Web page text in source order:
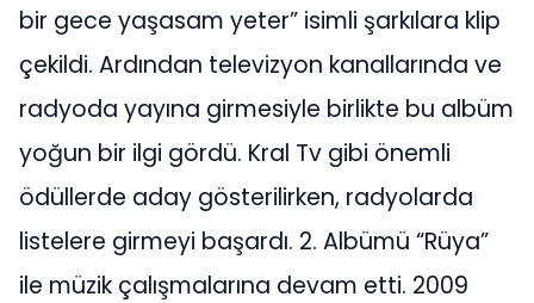
bir gece yaşasam yeter” isimli şarkılara klip
çekildi. Ardından televizyon kanallarında ve
radyoda yayına girmesiyle birlikte bu albüm
yoğun bir ilgi gördü. Kral Tv gibi önemli
ödüllerde aday gösterilirken, radyolarda
listelere girmeyi başardı. 2. Albümü “Rüya”
ile müzik çalışmalarına devam etti. 2009